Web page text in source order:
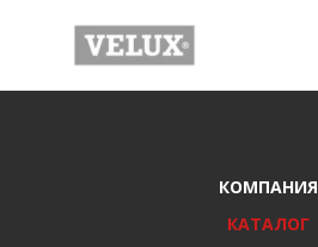
КОМПАНИЯ
КАТАЛОГ